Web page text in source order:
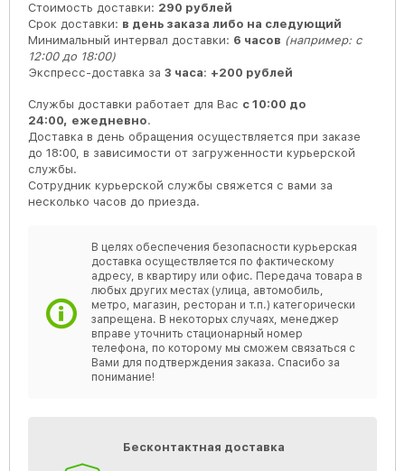
Стоимость доставки: 290 рублей
Срок доставки: в день заказа либо на следующий
Минимальный интервал доставки: 6 часов (например: с
12:00 до 18:00)
Экспресс-доставка за 3 часа: +200 рублей
Службы доставки работает для Вас с 10:00 до
24:00, ежедневно.
Доставка в день обращения осуществляется при заказе
до 18:00, в зависимости от загруженности курьерской
службы.
Сотрудник курьерской службы свяжется с вами за
несколько часов до приезда.
В целях обеспечения безопасности курьерская
доставка осуществляется по фактическому
адресу, в квартиру или офис. Передача товара в
любых других местах (улица, автомобиль,
метро, магазин, ресторан и т.п.) категорически
запрещена. В некоторых случаях, менеджер
вправе уточнить стационарный номер
телефона, по которому мы сможем связаться с
Вами для подтверждения заказа. Спасибо за
понимание!
Бесконтактная доставка